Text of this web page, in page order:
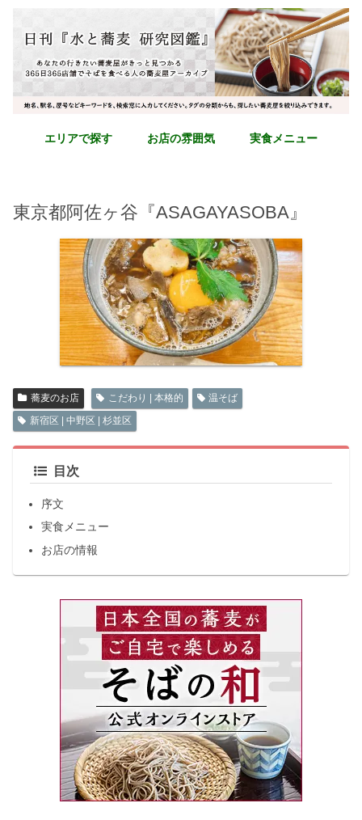
エリアで探す お店の雰囲気 実食メニュー
東京都阿佐ヶ谷『ASAGAYASOBA』
蕎麦のお店 こだわり | 本格的
温そば
新宿区 | 中野区 | 杉並区
目次
序文
実食メニュー
お店の情報